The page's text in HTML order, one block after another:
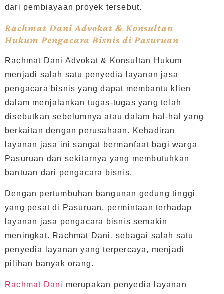
dari pembiayaan proyek tersebut.
Rachmat Dani Advokat & Konsultan
Hukum Pengacara Bisnis di Pasuruan
Rachmat Dani Advokat & Konsultan Hukum
menjadi salah satu penyedia layanan jasa
pengacara bisnis yang dapat membantu klien
dalam menjalankan tugas-tugas yang telah
disebutkan sebelumnya atau dalam hal-hal yang
berkaitan dengan perusahaan. Kehadiran
layanan jasa ini sangat bermanfaat bagi warga
Pasuruan dan sekitarnya yang membutuhkan
bantuan dari pengacara bisnis.
Dengan pertumbuhan bangunan gedung tinggi
yang pesat di Pasuruan, permintaan terhadap
layanan jasa pengacara bisnis semakin
meningkat. Rachmat Dani, sebagai salah satu
penyedia layanan yang terpercaya, menjadi
pilihan banyak orang.
Rachmat Dani merupakan penyedia layanan